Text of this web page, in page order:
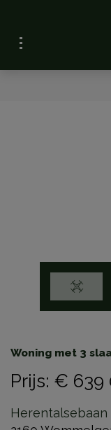
Woning met 3
Prijs: € 639
Herentalsebaan